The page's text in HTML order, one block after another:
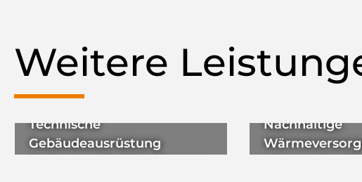
Weitere
Technische
Gebäudeausrüstung
Nachhaltige